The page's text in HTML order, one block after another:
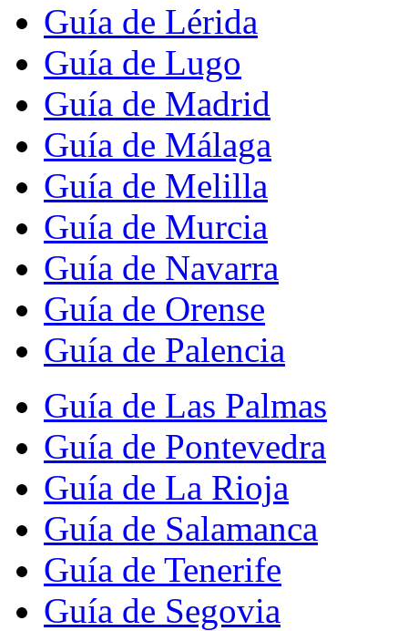
Guía de Lérida
Guía de Lugo
Guía de Madrid
Guía de Málaga
Guía de Melilla
Guía de Murcia
Guía de Navarra
Guía de Orense
Guía de Palencia
Guía de Las Palmas
Guía de Pontevedra
Guía de La Rioja
Guía de Salamanca
Guía de Tenerife
Guía de Segovia